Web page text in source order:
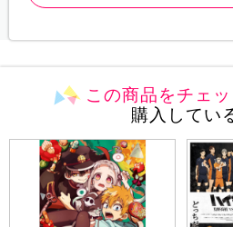
この商品をチェ
購入してい